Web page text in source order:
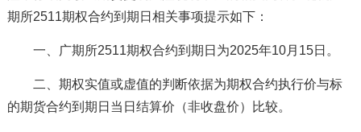
期所2511期权合约到期日相关事项提示如下：
一、广期所2511期权合约到期日为2025年10月15日。
二、期权实值或虚值的判断依据为期权合约执行价与标
的期货合约到期日当日结算价（非收盘价）比较。